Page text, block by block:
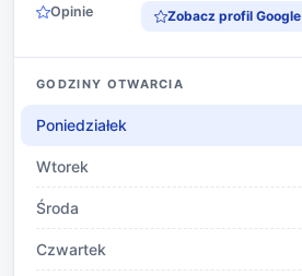
Opinie Zobacz profil Google
GODZINY OTWARCIA
Poniedziałek
Wtorek
Środa
Czwartek